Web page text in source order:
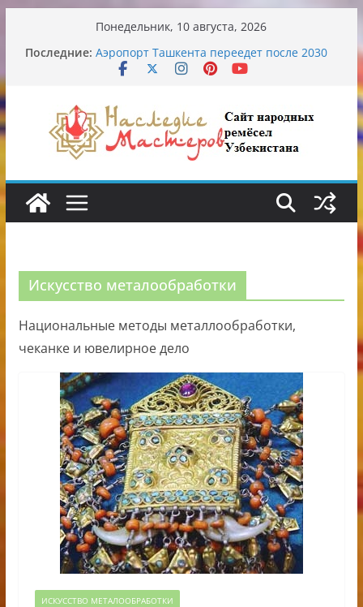
содержимому
Понедельник, 10 августа, 2026
Последние: Аэропорт Ташкента переедет после 2030
года
Обрушение на одном из ключевых
перекрёстков Ташкента: перекрыт
путепровод на Буюк Ипак Йули
Узбекские традиционные узоры:
символика и происхождение
Искусство металообработки
Национальные методы металлообработки,
чеканке и ювелирное дело
ИСКУССТВО МЕТАЛООБРАБОТКИ